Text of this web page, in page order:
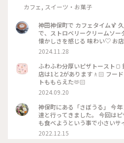
カフェ, スイーツ・お菓子
神田神保町で カフェタイム🍹
で、ストロベリークリームソー
懐かしさを感じる 味わい♡ お
な佇まい、 ダイヤル式の 赤電
今でも現役らしいのですが、
も、小スペースながら 落ち着
るのには、心地よい場所です
だそう。 創業当時から 受け継
健在、今回 いただいた クリー
す。 最近、あちらこちらで 目
クリームソーダは、こちらの
とも、歴史を感じさせてくれま
でしたが、この日は 気温が高
クールダウン💦 これで、クリ
なんて思いながら、ゆっくり
2024.11.28
ふわふわ分厚いピザトースト
店は1と2があります🚶🏻 フー
トももらえた🫶🏻
2024.09.20
神保町にある「さぼうる」 今
達と行ってきました。 今回は
も食べようという事で小さい
の席に通されて。 場所も駅前
のに ひっきりなしに来客が。
2022.12.15